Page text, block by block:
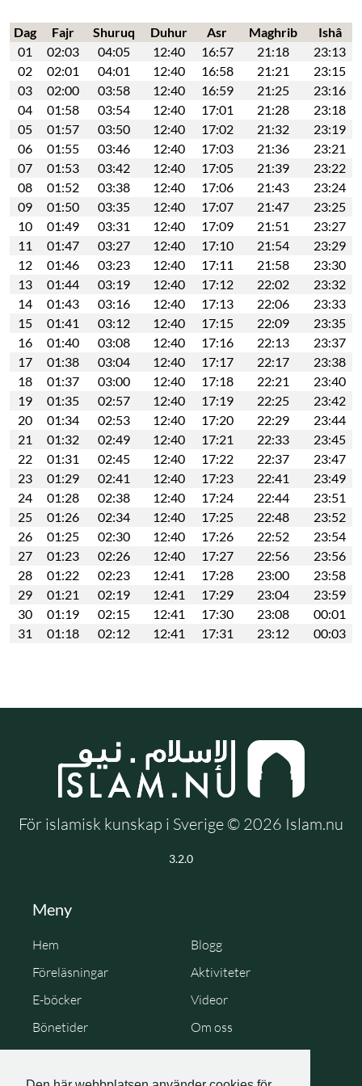
Dag Fajr Shuruq Duhur Asr Maghrib
Ishâ
01
02:03 04:05 12:40 16:57 21:18
23:13
02
02:01 04:01 12:40 16:58 21:21
23:15
03
02:00 03:58 12:40 16:59 21:25
23:16
04
01:58 03:54 12:40 17:01 21:28
23:18
05
01:57 03:50 12:40 17:02 21:32
23:19
06
01:55 03:46 12:40 17:03 21:36
23:21
07
01:53 03:42 12:40 17:05 21:39
23:22
08
01:52 03:38 12:40 17:06 21:43
23:24
09
01:50 03:35 12:40 17:07 21:47
23:25
10
01:49 03:31 12:40 17:09 21:51
23:27
11
01:47 03:27 12:40 17:10 21:54
23:29
12
01:46 03:23 12:40 17:11 21:58
23:30
13
01:44 03:19 12:40 17:12 22:02
23:32
14
01:43 03:16 12:40 17:13 22:06
23:33
15
01:41 03:12 12:40 17:15 22:09
23:35
16
01:40 03:08 12:40 17:16 22:13
23:37
17
01:38 03:04 12:40 17:17 22:17
23:38
18
01:37 03:00 12:40 17:18 22:21
23:40
19
01:35 02:57 12:40 17:19 22:25
23:42
20
01:34 02:53 12:40 17:20 22:29
23:44
21
01:32 02:49 12:40 17:21 22:33
23:45
22
01:31 02:45 12:40 17:22 22:37
23:47
23
01:29 02:41 12:40 17:23 22:41
23:49
24
01:28 02:38 12:40 17:24 22:44
23:51
25
01:26 02:34 12:40 17:25 22:48
23:52
26
01:25 02:30 12:40 17:26 22:52
23:54
27
01:23 02:26 12:40 17:27 22:56
23:56
28
01:22 02:23 12:41 17:28 23:00
23:58
29
01:21 02:19 12:41 17:29 23:04
23:59
30
01:19 02:15 12:41 17:30 23:08
00:01
31
01:18 02:12 12:41 17:31 23:12 00:03
För islamisk kunskap i Sverige © 2026 Islam.nu
3.2.0
Meny
Hem
Blogg
Föreläsningar
Aktiviteter
E-böcker
Videor
Bönetider
Om oss
Cookie Policy
Personuppgiftspolicy